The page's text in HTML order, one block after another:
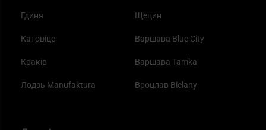
Гдиня
Катовіце
Краків
Лодзь Manufaktura
Щецин
Варшава Blue City
Варшава Tamka
Вроцлав Bielany